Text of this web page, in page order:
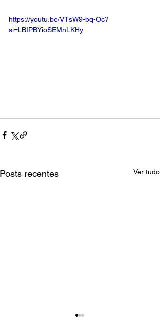
https://youtu.be/VTsW9-bq-Oc?
si=LBIPBYioSEMnLKHy
Posts recentes Ver tudo